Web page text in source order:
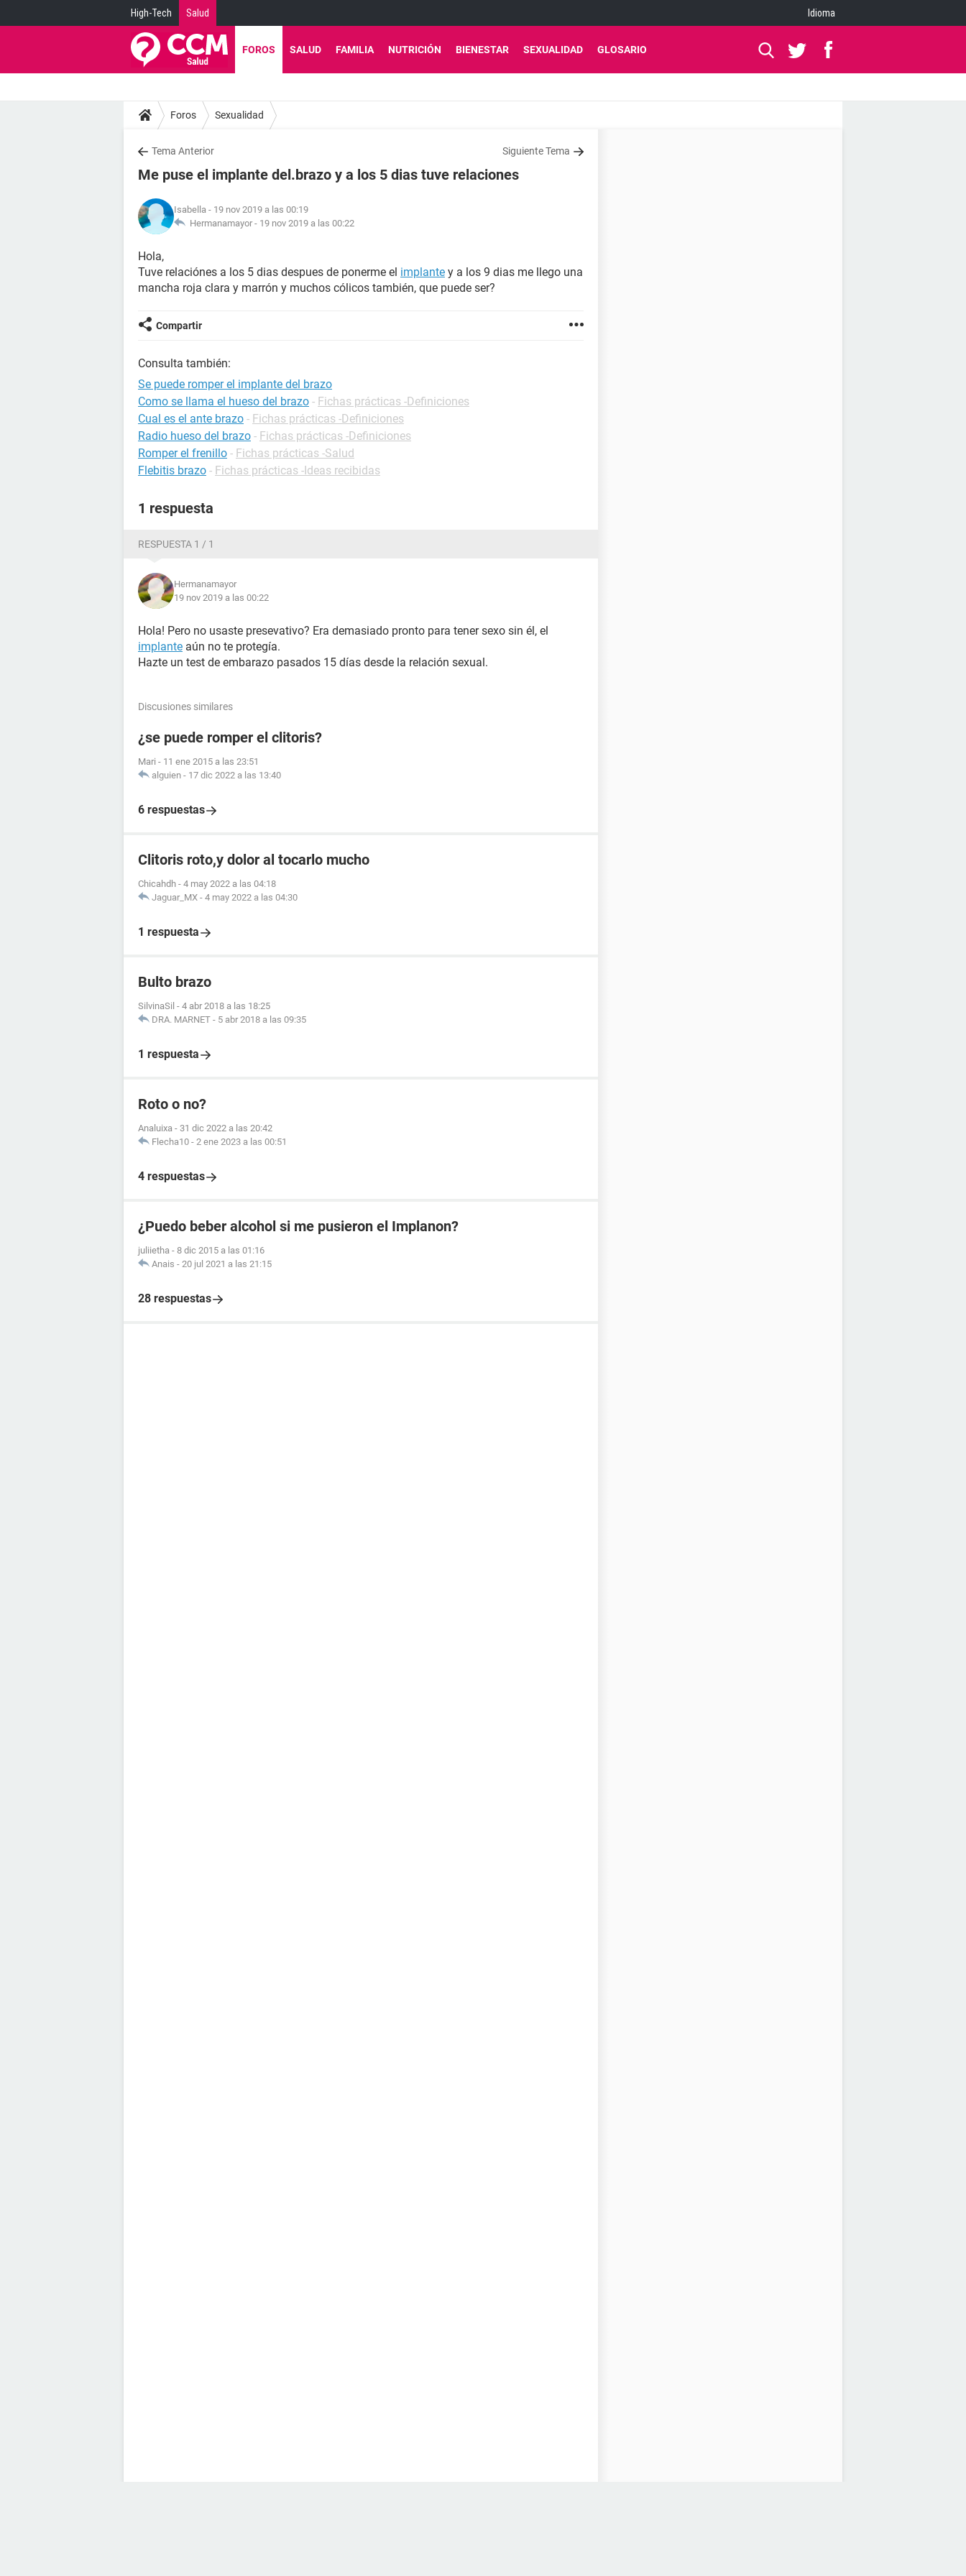
High-Tech Salud Idioma
FOROS SALUD FAMILIA NUTRICIÓN BIENESTAR SEXUALIDAD GLOSARIO
Foros Sexualidad
Tema Anterior Siguiente Tema
Me puse el implante del.brazo y a los 5 dias tuve relaciones
Isabella - 19 nov 2019 a las 00:19
Hermanamayor - 19 nov 2019 a las 00:22
Hola,
Tuve relaciónes a los 5 dias despues de ponerme el implante y a los 9 dias me llego una
mancha roja clara y marrón y muchos cólicos también, que puede ser?
Compartir
Consulta también:
Se puede romper el implante del brazo
Como se llama el hueso del brazo - Fichas prácticas -Definiciones
Cual es el ante brazo - Fichas prácticas -Definiciones
Radio hueso del brazo - Fichas prácticas -Definiciones
Romper el frenillo - Fichas prácticas -Salud
Flebitis brazo - Fichas prácticas -Ideas recibidas
1 respuesta
RESPUESTA 1 / 1
Hermanamayor
19 nov 2019 a las 00:22
Hola! Pero no usaste presevativo? Era demasiado pronto para tener sexo sin él, el
implante aún no te protegía.
Hazte un test de embarazo pasados 15 días desde la relación sexual.
Discusiones similares
¿se puede romper el clitoris?
Mari - 11 ene 2015 a las 23:51
alguien - 17 dic 2022 a las 13:40
6 respuestas
Clitoris roto,y dolor al tocarlo mucho
Chicahdh - 4 may 2022 a las 04:18
Jaguar_MX - 4 may 2022 a las 04:30
1 respuesta
Bulto brazo
SilvinaSil - 4 abr 2018 a las 18:25
DRA. MARNET - 5 abr 2018 a las 09:35
1 respuesta
Roto o no?
Analuixa - 31 dic 2022 a las 20:42
Flecha10 - 2 ene 2023 a las 00:51
4 respuestas
¿Puedo beber alcohol si me pusieron el Implanon?
juliietha - 8 dic 2015 a las 01:16
Anais - 20 jul 2021 a las 21:15
28 respuestas